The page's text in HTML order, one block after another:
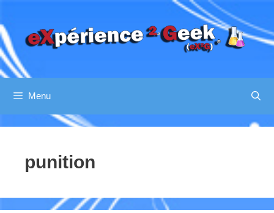
au
contenu
Menu
punition